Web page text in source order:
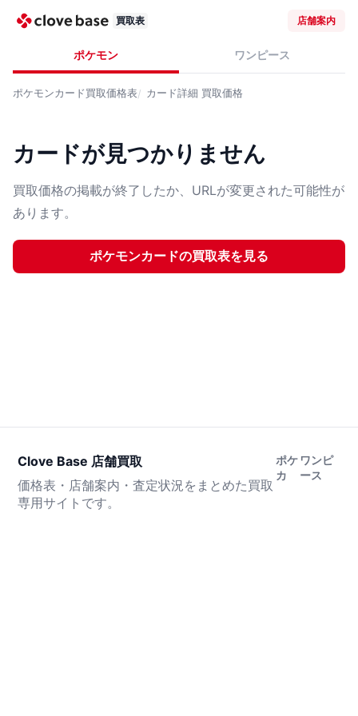
買取表 店舗案内
ポケモン ワンピース
ポケモンカード買取価格表 カード詳細 買取価格
カードが見つかりません
買取価格の掲載が終了したか、URLが変更された可能性が
あります。
ポケモンカードの買取表を見る
Clove Base 店舗買取
価格表・店舗案内・査定状況をまとめた買取
専用サイトです。
ポケ
カ
ワンピ
ース